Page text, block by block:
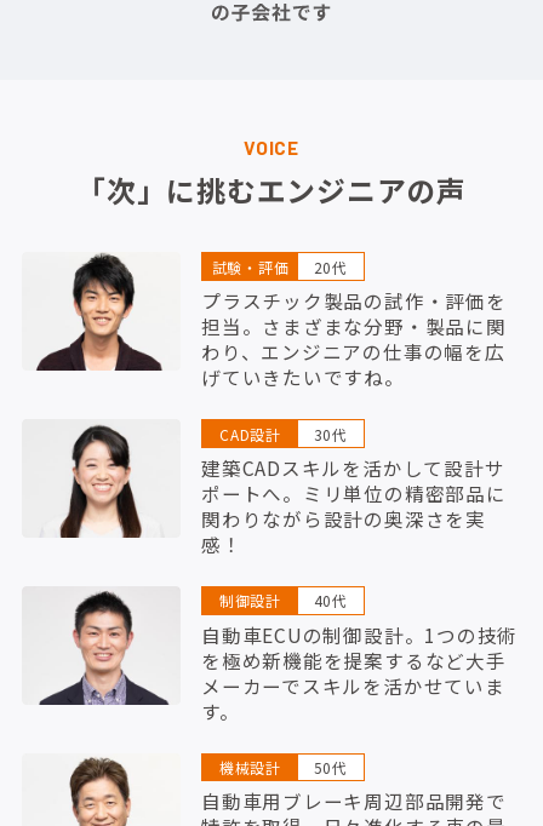
VOICE
「次」に挑むエンジニアの声
試験・評価 20代
プラスチック製品の試作・評価を
担当。さまざまな分野・製品に関
わり、エンジニアの仕事の幅を広
げていきたいですね。
CAD設計 30代
建築CADスキルを活かして設計サ
ポートへ。ミリ単位の精密部品に
関わりながら設計の奥深さを実
感！
制御設計 40代
自動車ECUの制御設計。1つの技術
を極め新機能を提案するなど大手
メーカーでスキルを活かせていま
す。
機械設計 50代
自動車用ブレーキ周辺部品開発で